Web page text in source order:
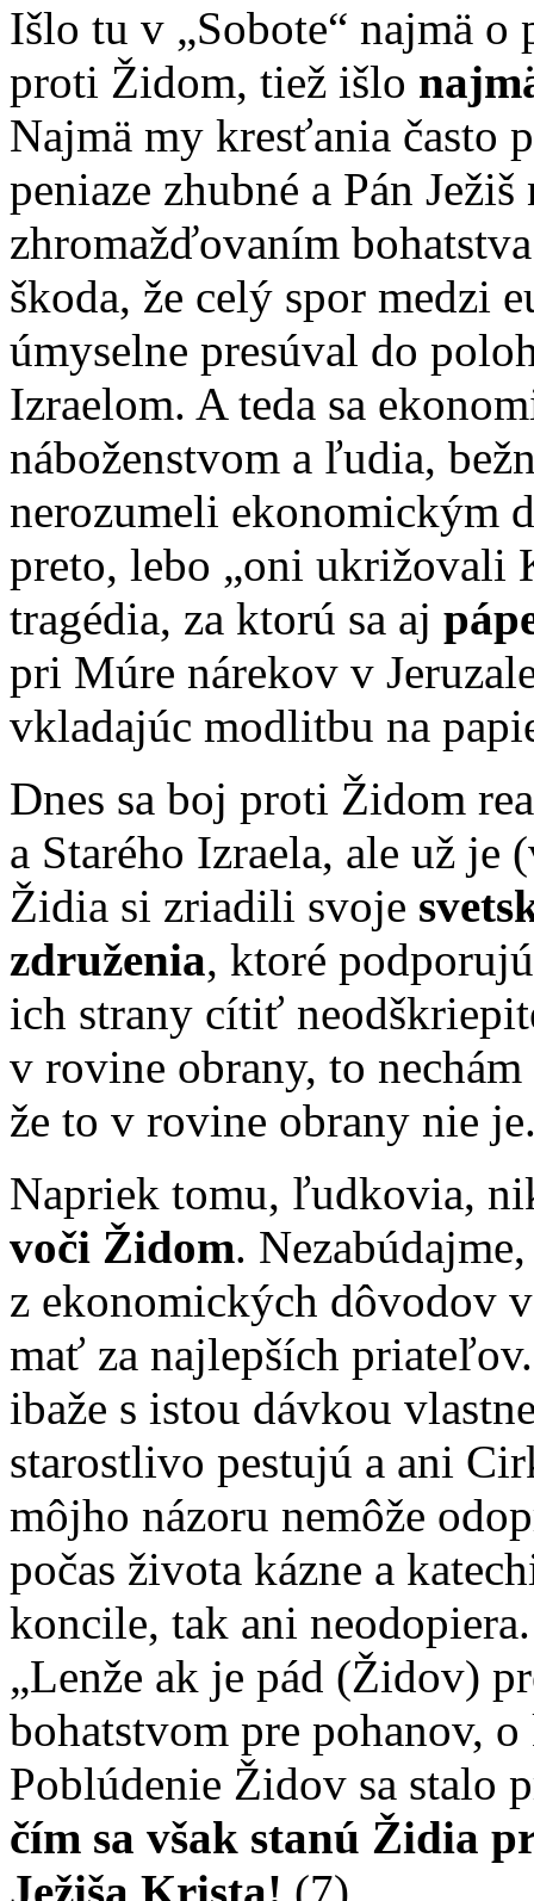
Išlo tu v „Sobote“ najmä
proti Židom, tiež išlo
Najmä my kresťania často
peniaze zhubné a Pán
zhromažďovaním
škoda, že celý spor medzi
úmyselne presúval do
Izraelom. A teda sa
náboženstvom a ľudia,
nerozumeli ekonomickým
preto, lebo „oni ukrižovali
tragédia, za ktorú sa aj
pri Múre nárekov v
vkladajúc modlitbu na
Dnes sa boj proti Židom
a Starého Izraela, ale už
Židia si zriadili svoje
združenia, ktoré
ich strany cítiť
v rovine obrany, to
že to v rovine obrany nie
Napriek tomu, ľudkovia,
voči Židom.
z ekonomických dôvodov
mať za najlepších
ibaže s istou dávkou
starostlivo pestujú a ani
môjho názoru nemôže
počas života kázne a
koncile, tak ani
„Lenže ak je pád (Židov)
bohatstvom pre pohanov,
Poblúdenie Židov sa stalo
čím sa však stanú Židia
Ježiša Krista! (7)